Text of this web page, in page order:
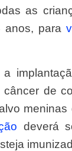
as
anos, para
de
deverá